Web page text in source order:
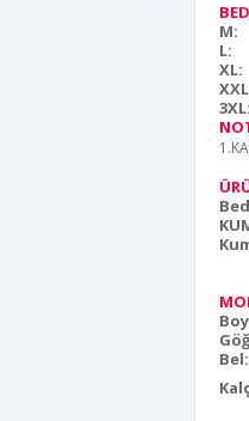
M:
L:
XL:
3XL:
Bel: